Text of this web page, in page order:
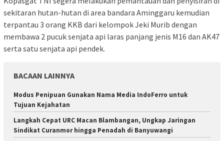
sekitaran hutan-hutan di area bandara Aminggaru kemudian
terpantau 3 orang KKB dari kelompok Jeki Murib dengan
membawa 2 pucuk senjata api laras panjang jenis M16 dan AK47
serta satu senjata api pendek.
BACAAN LAINNYA
Modus Penipuan Gunakan Nama Media IndoFerro untuk
Tujuan Kejahatan
Langkah Cepat URC Macan Blambangan, Ungkap Jaringan
Sindikat Curanmor hingga Penadah di Banyuwangi